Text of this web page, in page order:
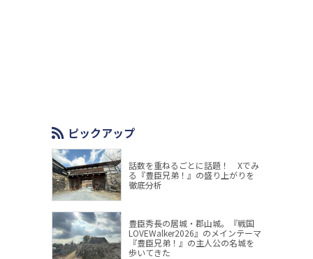
ピックアップ
話数を重ねるごとに話題！ Xでみ
る『豊臣兄弟！』の盛り上がりを
徹底分析
豊臣秀長の居城・郡山城。『戦国
LOVEWalker2026』のメインテーマ
『豊臣兄弟！』の主人公の名城を
歩いてきた